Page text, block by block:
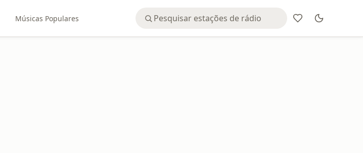
Músicas Populares